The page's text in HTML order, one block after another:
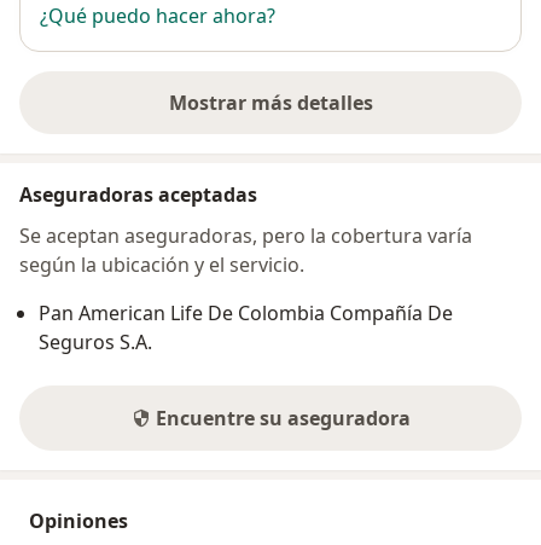
¿Qué puedo hacer ahora?
Mostrar más detalles
sobre la dirección
Aseguradoras aceptadas
Se aceptan aseguradoras, pero la cobertura varía
según la ubicación y el servicio.
Pan American Life De Colombia Compañía De
Seguros S.A.
Encuentre su aseguradora
Opiniones